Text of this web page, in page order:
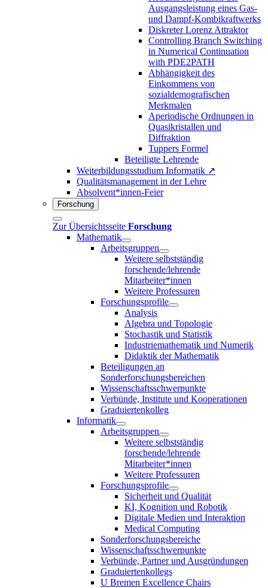
Ausgangsleistung eines Gas-
und Dampf-Kombikraftwerks
Diskreter Lorenz Attraktor
Controlling Branch Switching
in Numerical Continuation
with PDE2PATH
Abhängigkeit des
Einkommens von
sozialdemografischen
Merkmalen
Aperiodische Ordnungen in
Quasikristallen und
Diffraktion
Tuppers Formel
Beteiligte Lehrende
Weiterbildungsstudium Informatik ↗
Qualitätsmanagement in der Lehre
Absolvent*innen-Feier
Forschung
Zur Übersichtsseite Forschung
Mathematik
Arbeitsgruppen
Weitere selbstständig
forschende/lehrende
Mitarbeiter*innen
Weitere Professuren
Forschungsprofile
Analysis
Algebra und Topologie
Stochastik und Statistik
Industriemathematik und Numerik
Didaktik der Mathematik
Beteiligungen an
Sonderforschungsbereichen
Wissenschaftsschwerpunkte
Verbünde, Institute und Kooperationen
Graduiertenkolleg
Informatik
Arbeitsgruppen
Weitere selbstständig
forschende/lehrende
Mitarbeiter*innen
Weitere Professuren
Forschungsprofile
Sicherheit und Qualität
KI, Kognition und Robotik
Digitale Medien und Interaktion
Medical Computing
Sonderforschungsbereiche
Wissenschaftsschwerpunkte
Verbünde, Partner und Ausgründungen
Graduiertenkollegs
U Bremen Excellence Chairs